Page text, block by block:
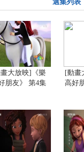
選集列表
大放映]《樂
朋友》 第4集
[動畫
高好